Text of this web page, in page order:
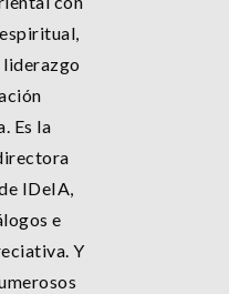
Es la
IDeIA,
e
Y